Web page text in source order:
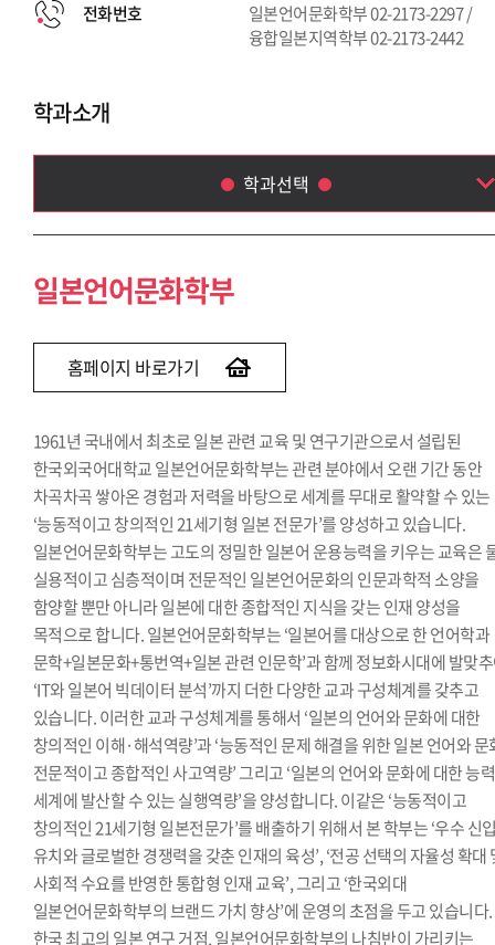
전화번호
일본언어문화학부 02-2173-2297 /
융합일본지역학부 02-2173-2442
학과소개
학과선택
일본언어문화학부
일본언어문화학부
홈페이지 바로가기
1961년 국내에서 최초로 일본 관련 교육 및 연구기관으로서 설립된
한국외국어대학교 일본언어문화학부는 관련 분야에서 오랜 기간 동안
차곡차곡 쌓아온 경험과 저력을 바탕으로 세계를 무대로 활약할 수 있는
‘능동적이고 창의적인 21세기형 일본 전문가’를 양성하고 있습니다.
일본언어문화학부는 고도의 정밀한 일본어 운용능력을 키우는 교육은
실용적이고 심층적이며 전문적인 일본언어문화의 인문과학적 소양을
함양할 뿐만 아니라 일본에 대한 종합적인 지식을 갖는 인재 양성을
목적으로 합니다. 일본언어문화학부는 ‘일본어를 대상으로 한 언어학과
문학+일본문화+통번역+일본 관련 인문학’과 함께 정보화시대에 발맞
‘IT와 일본어 빅데이터 분석’까지 더한 다양한 교과 구성체계를 갖추고
있습니다. 이러한 교과 구성체계를 통해서 ‘일본의 언어와 문화에 대한
창의적인 이해·해석역량’과 ‘능동적인 문제 해결을 위한 일본 언어와 문
전문적이고 종합적인 사고역량’ 그리고 ‘일본의 언어와 문화에 대한 능
세계에 발산할 수 있는 실행역량’을 양성합니다. 이같은 ‘능동적이고
창의적인 21세기형 일본전문가’를 배출하기 위해서 본 학부는 ‘우수 신
유치와 글로벌한 경쟁력을 갖춘 인재의 육성’, ‘전공 선택의 자율성 확대
사회적 수요를 반영한 통합형 인재 교육’, 그리고 ‘한국외대
일본언어문화학부의 브랜드 가치 향상’에 운영의 초점을 두고 있습니다.
한국 최고의 일본 연구 거점, 일본언어문화학부의 나침반이 가리키는